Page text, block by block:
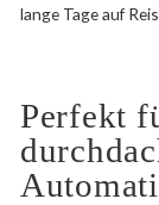
lange Tage auf
Perfekt